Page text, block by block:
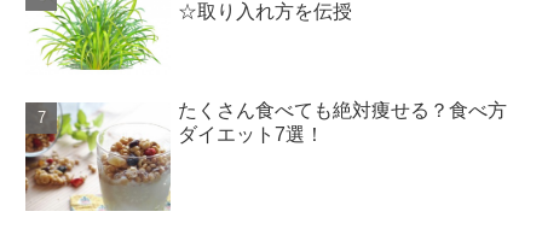
☆取り入れ方を伝授
たくさん食べても絶対痩せる？食べ方
ダイエット7選！